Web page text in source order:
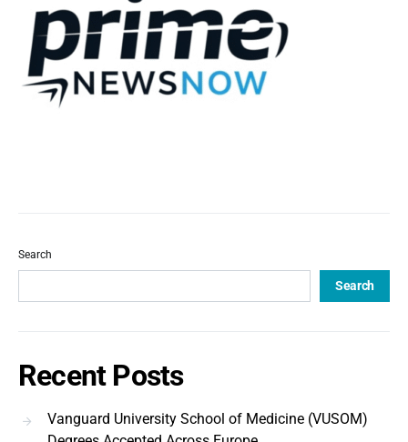
Search
Search
Recent Posts
Vanguard University School of Medicine (VUSOM)